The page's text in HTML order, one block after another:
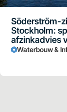
Söderström-
Stockholm:
afzinkadvies
Waterbouw &